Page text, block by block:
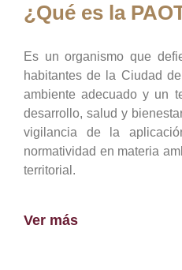
¿Qué es la
Es un organismo que
habitantes de la Ciudad
ambiente adecuado y un
desarrollo, salud y
vigilancia de la
normatividad en materia
territorial.
Ver más